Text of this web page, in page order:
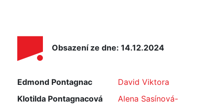
Obsazení ze dne: 14.12.2024
Edmond Pontagnac
David Viktora
Klotilda Pontagnacová
Alena Sasínová-